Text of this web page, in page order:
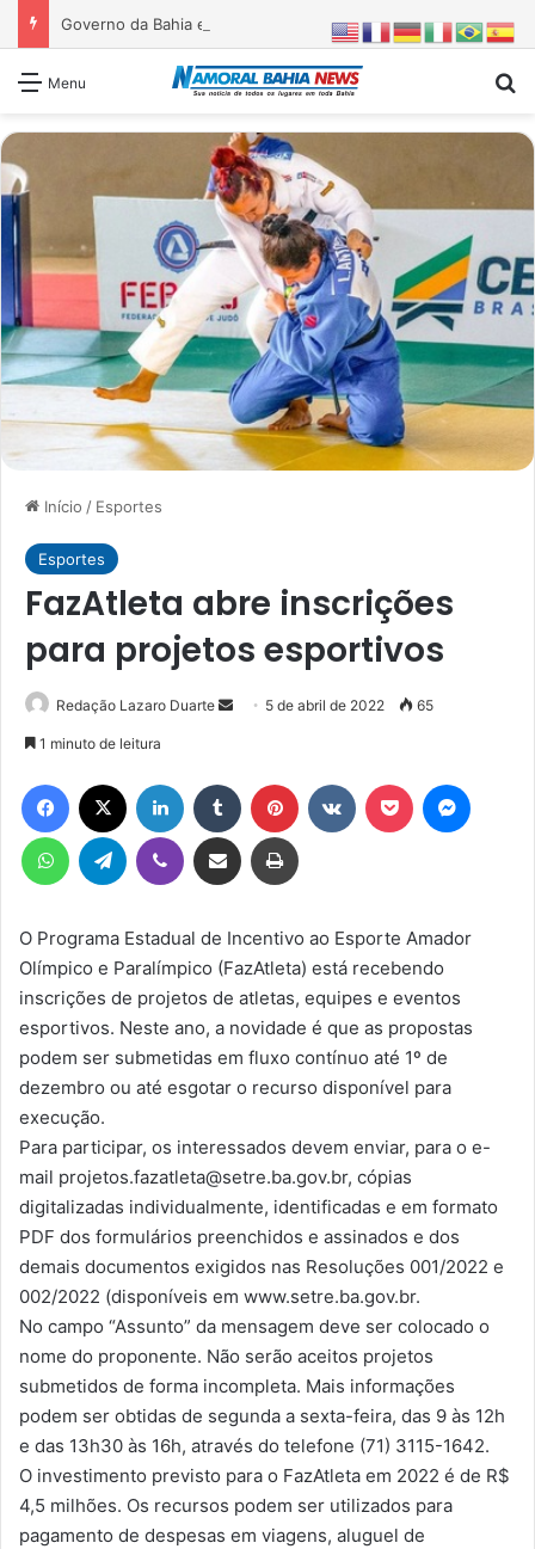
Governo da Bahia entrega 1ª etapa da requalificação do Parque Metropolitano de Pituaçu
Menu
Início / Esportes
Esportes
FazAtleta abre inscrições
para projetos esportivos
Redação Lazaro Duarte
Mande
mail
5 de abril de 2022 65
1 minuto de leitura
Facebook Linkedin Tumblr Pinterest Pocket
WhatsAppTelegram Viber Compartilhar via e-mail Imprimir
O Programa Estadual de Incentivo ao Esporte Amador
Olímpico e Paralímpico (FazAtleta) está recebendo
inscrições de projetos de atletas, equipes e eventos
esportivos. Neste ano, a novidade é que as propostas
podem ser submetidas em fluxo contínuo até 1º de
dezembro ou até esgotar o recurso disponível para
execução.
Para participar, os interessados devem enviar, para o e-
mail projetos.fazatleta@setre.ba.gov.br, cópias
digitalizadas individualmente, identificadas e em formato
PDF dos formulários preenchidos e assinados e dos
demais documentos exigidos nas Resoluções 001/2022 e
002/2022 (disponíveis em www.setre.ba.gov.br.
No campo “Assunto” da mensagem deve ser colocado o
nome do proponente. Não serão aceitos projetos
submetidos de forma incompleta. Mais informações
podem ser obtidas de segunda a sexta-feira, das 9 às 12h
e das 13h30 às 16h, através do telefone (71) 3115-1642.
O investimento previsto para o FazAtleta em 2022 é de R$
4,5 milhões. Os recursos podem ser utilizados para
pagamento de despesas em viagens, aluguel de